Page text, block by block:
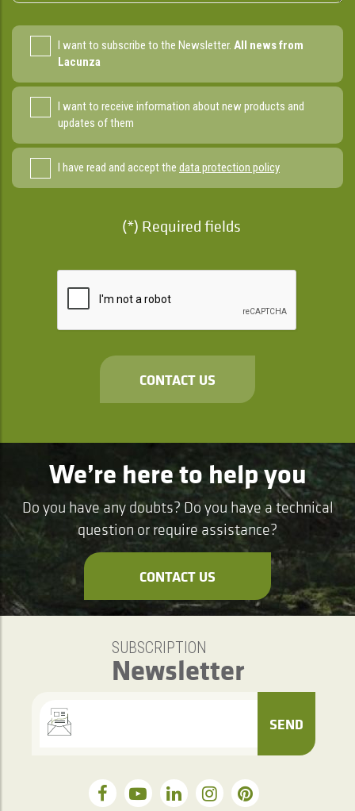
I want to subscribe to the Newsletter. All news from
Lacunza
I want to receive information about new products and
updates of them
I have read and accept the data protection policy
(*) Required fields
CONTACT US
We’re here to help you
Do you have any doubts? Do you have a technical
question or require assistance?
CONTACT US
SUBSCRIPTION
Newsletter
SEND